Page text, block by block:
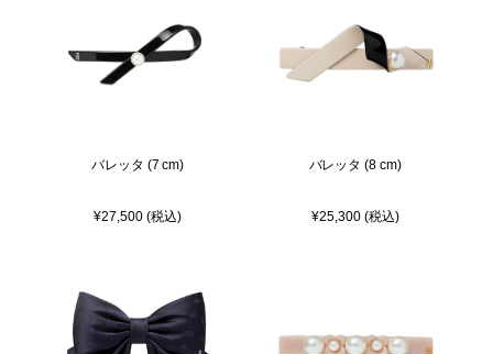
バレッタ (7 cm)
¥27,500 (税込)
バレッタ (8 cm)
¥25,300 (税込)